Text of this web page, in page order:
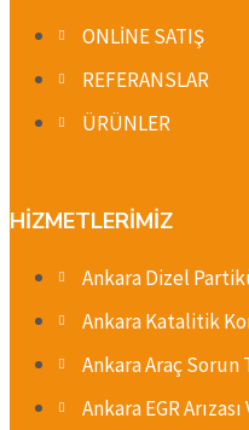
ONLİNE SATIŞ
REFERANSLAR
ÜRÜNLER
HİZMETLERİMİZ
Ankara Dizel
Ankara Katalitik
Ankara Araç Sorun
Ankara EGR